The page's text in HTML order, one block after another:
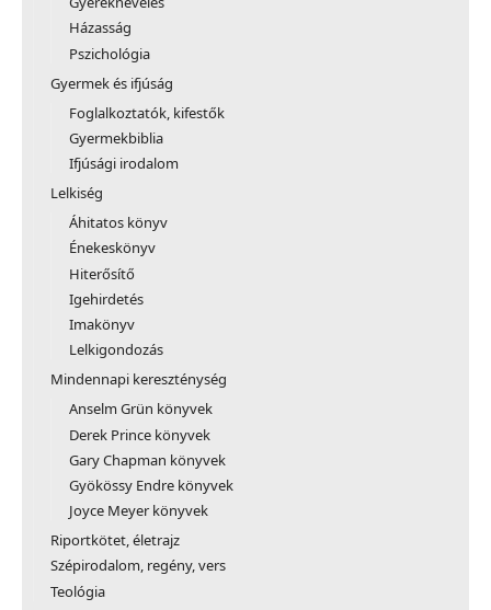
Házasság
Pszichológia
Gyermek és ifjúság
Foglalkoztatók, kifestők
Gyermekbiblia
Ifjúsági irodalom
Lelkiség
Áhitatos könyv
Énekeskönyv
Hiterősítő
Igehirdetés
Imakönyv
Lelkigondozás
Mindennapi kereszténység
Anselm Grün könyvek
Derek Prince könyvek
Gary Chapman könyvek
Gyökössy Endre könyvek
Joyce Meyer könyvek
Riportkötet, életrajz
Szépirodalom, regény, vers
Teológia